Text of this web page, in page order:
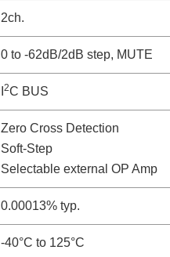
2ch.
0 to -62dB/2dB step, MUTE
2C BUS
Zero Cross Detection
Soft-Step
Selectable external OP Amp
0.00013% typ.
-40°C to 125°C